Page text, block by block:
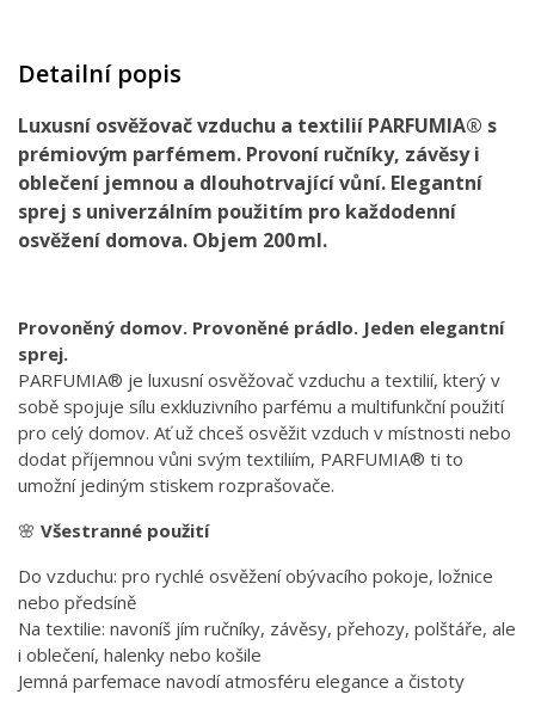
Detailní popis
Luxusní osvěžovač vzduchu a textilií PARFUMIA® s
prémiovým parfémem. Provoní ručníky, závěsy i
oblečení jemnou a dlouhotrvající vůní. Elegantní
sprej s univerzálním použitím pro každodenní
osvěžení domova. Objem 200 ml.
Provoněný domov. Provoněné prádlo. Jeden elegantní
sprej.
PARFUMIA® je luxusní osvěžovač vzduchu a textilií, který v
sobě spojuje sílu exkluzivního parfému a multifunkční použití
pro celý domov. Ať už chceš osvěžit vzduch v místnosti nebo
dodat příjemnou vůni svým textiliím, PARFUMIA® ti to
umožní jediným stiskem rozprašovače.
🌸 Všestranné použití
Do vzduchu: pro rychlé osvěžení obývacího pokoje, ložnice
nebo předsíně
Na textilie: navoníš jím ručníky, závěsy, přehozy, polštáře, ale
i oblečení, halenky nebo košile
Jemná parfemace navodí atmosféru elegance a čistoty